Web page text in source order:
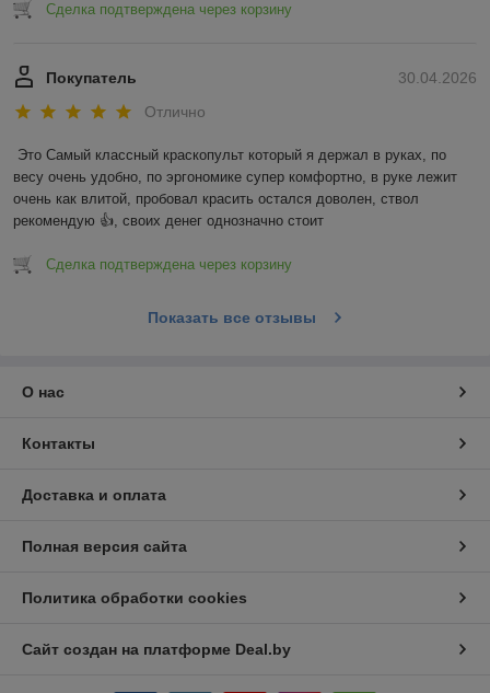
Сделка подтверждена через корзину
30.04.2026
Покупатель
Отлично
Это Самый классный краскопульт который я держал в руках, по
весу очень удобно, по эргономике супер комфортно, в руке лежит
очень как влитой, пробовал красить остался доволен, ствол
рекомендую 👍, своих денег однозначно стоит
Сделка подтверждена через корзину
Показать все отзывы
О нас
Контакты
Доставка и оплата
Полная версия сайта
Политика обработки cookies
Сайт создан на платформе Deal.by